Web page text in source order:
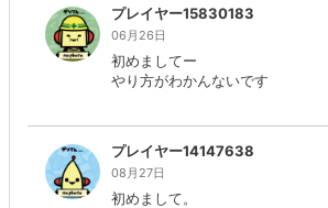
プレイヤー15830183
06月26日
初めましてー
やり方がわかんないです
プレイヤー14147638
08月27日
初めまして。